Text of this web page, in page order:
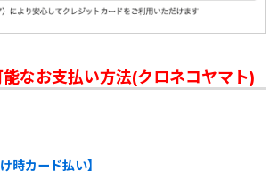
なお支払い方法(クロネコヤマト)
時カード払い】